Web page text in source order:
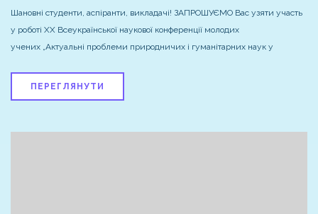
Шановні студенти, аспіранти, викладачі! ЗАПРОШУЄМО Вас узяти участь
у роботі XХ Всеукраїнської наукової конференції молодих
учених „Актуальні проблеми природничих і гуманітарних наук у
ПЕРЕГЛЯНУТИ